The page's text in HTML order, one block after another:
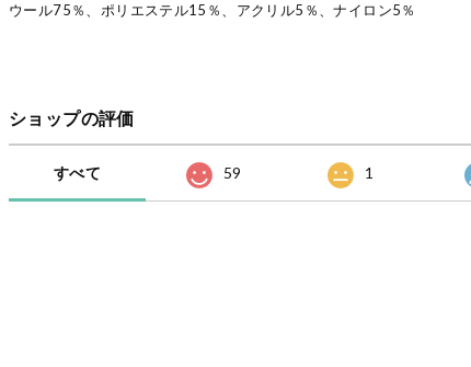
ウール75％、ポリエステル15％、アクリル5％、ナイロン5％
ショップの評価
すべて 59 1